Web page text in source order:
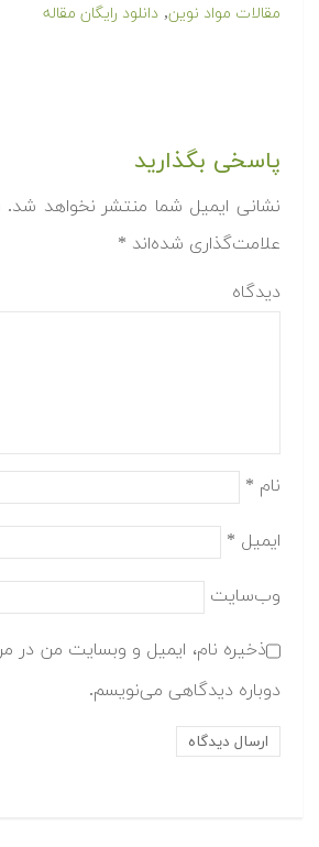
مقالات مواد نوین, دانلود رایگان مقاله
پاسخی بگذارید
نشانی ایمیل شما منتشر نخواهد شد.
علامت‌گذاری شده‌اند *
دیدگاه
نام *
ایمیل *
وب‌سایت
ذخیره نام، ایمیل و وبسایت من در
دوباره دیدگاهی می‌نویسم.